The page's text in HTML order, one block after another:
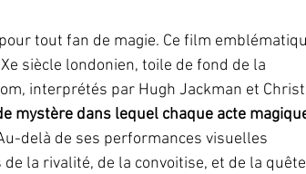
tout fan de magie. Ce film
siècle londonien, toile de fond de la
interprétés par Hugh Jackman et
mystère dans lequel chaque acte
delà de ses performances visuelles
la rivalité, de la convoitise, et de la quête